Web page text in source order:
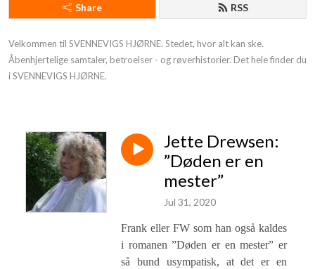
Share RSS
Velkommen til SVENNEVIGS HJØRNE. Stedet, hvor alt kan ske.
Åbenhjertelige samtaler, betroelser - og røverhistorier. Det hele finder du
i SVENNEVIGS HJØRNE.
Jette Drewsen:
”Døden er en
mester”
Jul 31, 2020
Frank eller FW som han også kaldes
i romanen ”Døden er en mester” er
så bund usympatisk, at det er en